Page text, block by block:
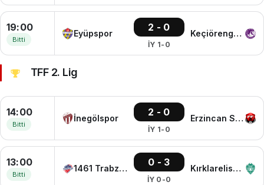
19:00
Bitti
Eyüpspor
2 - 0
İY 1-0
Keçiörengücü
TFF 2. Lig
14:00
Bitti
İnegölspor
2 - 0
İY 1-0
Erzincan Spor
13:00
Bitti
1461 Trabzon FK
0 - 3
İY 0-0
Kırklarelispor